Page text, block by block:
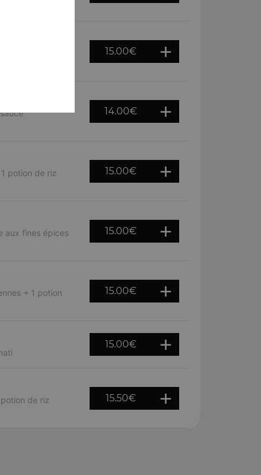
15.00€
14.00€
potion de riz
15.00€
aux fines épices
15.00€
+ 1 potion
15.00€
15.00€
de riz
15.50€